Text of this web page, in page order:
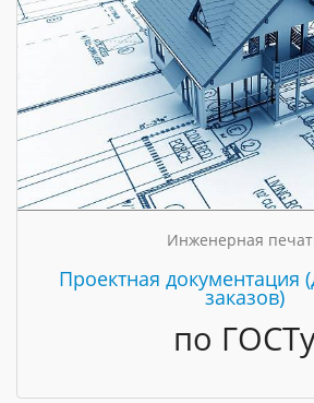
Инженерная
Проектная документация
заказов)
по